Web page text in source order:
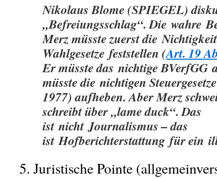
Nikolaus Blome (SPIEGEL)
„Befreiungsschlag“. Die wahre
Merz müsste zuerst die
Wahlgesetze feststellen (Art. 19
Er müsste das nichtige BVerfGG
müsste die nichtigen Steuergesetze
1977) aufheben. Aber Merz
schreibt über „lame duck“. Das
ist nicht Journalismus – das
ist Hofberichterstattung für ein
5. Juristische Pointe